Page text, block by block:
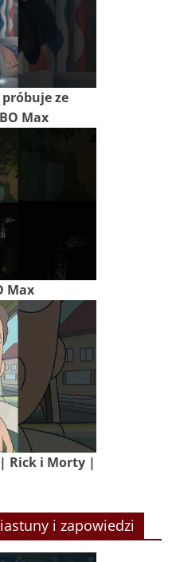
ze
Max
Max
Rick i Morty |
i zapowiedzi